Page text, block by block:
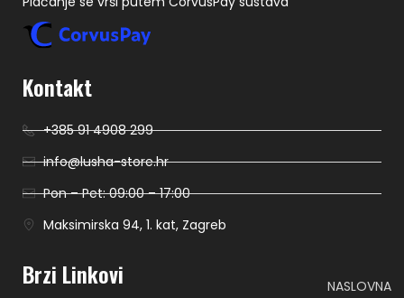
Kontakt
+385 91 4908 299
info@lusha-store.hr
Pon – Pet: 09:00 – 17:00
Maksimirska 94, 1. kat, Zagreb
Brzi Linkovi
NASLOVNA